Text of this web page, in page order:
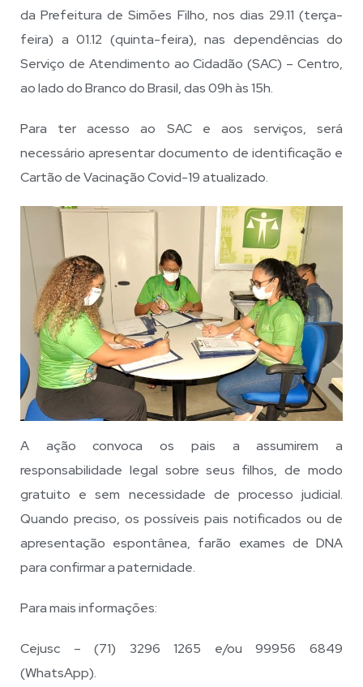
da Prefeitura de Simões Filho, nos dias 29.11 (terça-
feira) a 01.12 (quinta-feira), nas dependências do
Serviço de Atendimento ao Cidadão (SAC) – Centro,
ao lado do Branco do Brasil, das 09h às 15h.
Para ter acesso ao SAC e aos serviços, será
necessário apresentar documento de identificação e
Cartão de Vacinação Covid-19 atualizado.
A ação convoca os pais a assumirem a
responsabilidade legal sobre seus filhos, de modo
gratuito e sem necessidade de processo judicial.
Quando preciso, os possíveis pais notificados ou de
apresentação espontânea, farão exames de DNA
para confirmar a paternidade.
Para mais informações:
Cejusc – (71) 3296 1265 e/ou 99956 6849
(WhatsApp).